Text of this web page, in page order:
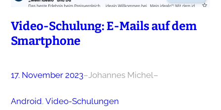
Video-Schulung: E-Mails auf dem
Smartphone
17. November 2023–Johannes Michel–
Android, Video-Schulungen